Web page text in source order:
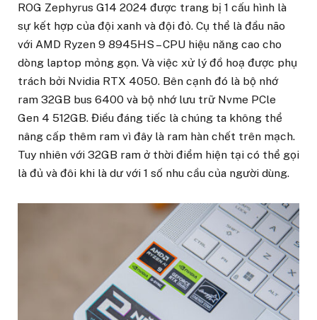
ROG Zephyrus G14 2024 được trang bị 1 cấu hình là
sự kết hợp của đội xanh và đội đỏ. Cụ thể là đầu não
với AMD Ryzen 9 8945HS – CPU hiệu năng cao cho
dòng laptop mỏng gọn. Và việc xử lý đồ hoạ được phụ
trách bởi Nvidia RTX 4050. Bên cạnh đó là bộ nhớ
ram 32GB bus 6400 và bộ nhớ lưu trữ Nvme PCle
Gen 4 512GB. Điều đáng tiếc là chúng ta không thể
nâng cấp thêm ram vì đây là ram hàn chết trên mạch.
Tuy nhiên với 32GB ram ở thời điểm hiện tại có thể gọi
là đủ và đôi khi là dư với 1 số nhu cầu của người dùng.